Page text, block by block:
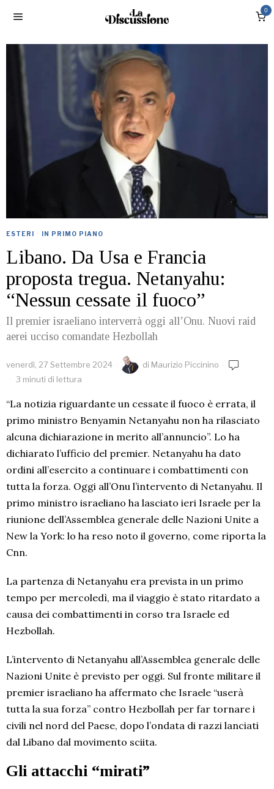
0
ESTERI · IN PRIMO PIANO
Libano. Da Usa e Francia
proposta tregua. Netanyahu:
“Nessun cessate il fuoco”
Il premier israeliano interverrà oggi all’Onu. Nuovi raid
aerei ucciso comandate Hezbollah
venerdì, 27 Settembre 2024 di Maurizio Piccinino
3 minuti di lettura
“La notizia riguardante un cessate il fuoco è errata, il
primo ministro Benyamin Netanyahu non ha rilasciato
alcuna dichiarazione in merito all’annuncio”. Lo ha
dichiarato l’ufficio del premier. Netanyahu ha dato
ordini all’esercito a continuare i combattimenti con
tutta la forza. Oggi all’Onu l’intervento di Netanyahu. Il
primo ministro israeliano ha lasciato ieri Israele per la
riunione dell’Assemblea generale delle Nazioni Unite a
New la York: lo ha reso noto il governo, come riporta la
Cnn.
La partenza di Netanyahu era prevista in un primo
tempo per mercoledì, ma il viaggio è stato ritardato a
causa dei combattimenti in corso tra Israele ed
Hezbollah.
L’intervento di Netanyahu all’Assemblea generale delle
Nazioni Unite è previsto per oggi. Sul fronte militare il
premier israeliano ha affermato che Israele “userà
tutta la sua forza” contro Hezbollah per far tornare i
civili nel nord del Paese, dopo l’ondata di razzi lanciati
dal Libano dal movimento sciita.
Gli attacchi “mirati”